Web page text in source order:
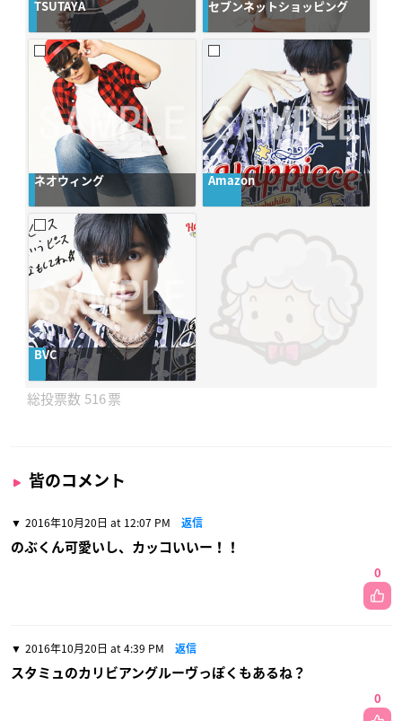
TSUTAYA セブンネットショッピング
ネオウィング Amazon
BVC
516
皆のコメント
2016年10月20日 at 12:07 PM 返信
のぶくん可愛いし、カッコいいー！！
0
2016年10月20日 at 4:39 PM 返信
スタミュのカリビアングルーヴっぽくもあるね？
0